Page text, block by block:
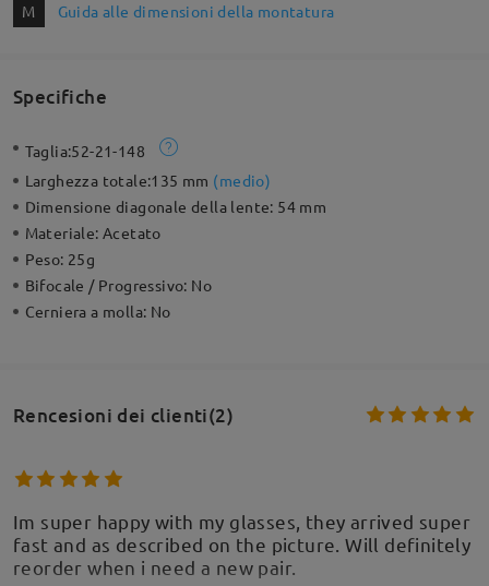
M Guida alle dimensioni della montatura
Specifiche
Taglia:52-21-148
Larghezza totale:135 mm (medio)
Dimensione diagonale della lente: 54 mm
Materiale:Acetato
Peso: 25g
Bifocale / Progressivo: No
Cerniera a molla: No
Rencesioni dei clienti(2)
Im super happy with my glasses, they arrived super
fast and as described on the picture. Will definitely
reorder when i need a new pair.